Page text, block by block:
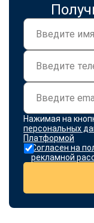
Нажимая на
персональных
Платформой
Согласен на
рекламной